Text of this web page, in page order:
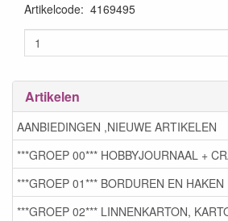
Artikelcode: 4169495
Artikelen
AANBIEDINGEN ,NIEUWE ARTIKELEN
***GROEP 00*** HOBBYJOURNAAL +
***GROEP 01*** BORDUREN EN HAKEN
***GROEP 02*** LINNENKARTON,